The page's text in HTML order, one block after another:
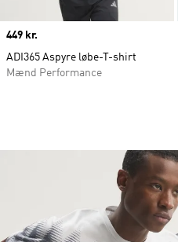
Price
449 kr.
ADI365 Aspyre løbe-T-shirt
Mænd Performance